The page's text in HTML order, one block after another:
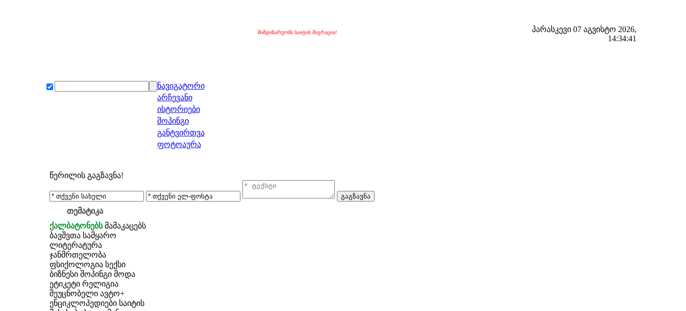
მიმდინარეობს საიტის მიგრაცია!
პარასკევი 07 აგვისტო 2026,
14:34:42
ნავიგატორი
არჩევანი
ისტორიები
შოპინგი
განტვირთვა
ფოტოაურა
წერილის გაგზავნა!
თემატიკა
ქალბატონებს მამაკაცებს
ბავშვთა სამყარო
ლიტერატურა
ჯანმრთელობა
ფსიქოლოგია სექსი
ბიზნესი შოპინგი მოდა
ეტიკეტი რელიგია
შეუცნობელი ავტო+
ენციკლოპედიები საიტის